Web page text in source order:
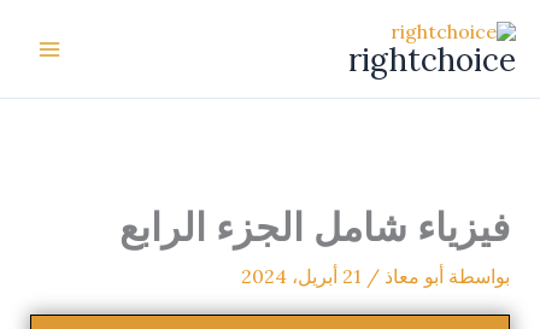
إلى
المحتوى
rightchoice
فيزياء شامل الجزء الرابع
بواسطة أبو معاذ / 21 أبريل، 2024